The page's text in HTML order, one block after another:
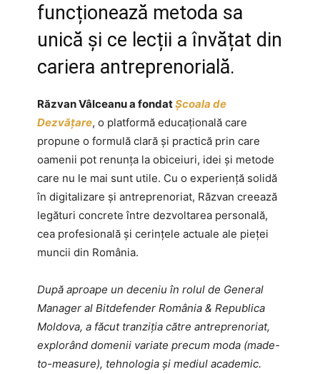
funcționează metoda sa
unică și ce lecții a învățat din
cariera antreprenorială.
Răzvan Vâlceanu a fondatȘcoala de
Dezvățare, o platformă educațională care
propune o formulă clară și practică prin care
oamenii pot renunța la obiceiuri, idei și metode
care nu le mai sunt utile. Cu o experiență solidă
în digitalizare și antreprenoriat, Răzvan creează
legături concrete între dezvoltarea personală,
cea profesională și cerințele actuale ale pieței
muncii din România.
După aproape un deceniu în rolul de General
Manager al Bitdefender România & Republica
Moldova, a făcut tranziția către antreprenoriat,
explorând domenii variate precum moda (made-
to-measure), tehnologia și mediul academic.